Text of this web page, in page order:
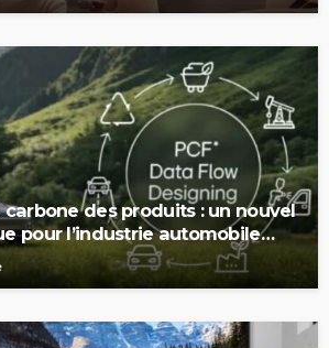
carbone des produits : un nouvel
pour l’industrie automobile